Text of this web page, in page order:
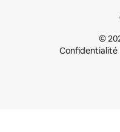
©
Confidentialité